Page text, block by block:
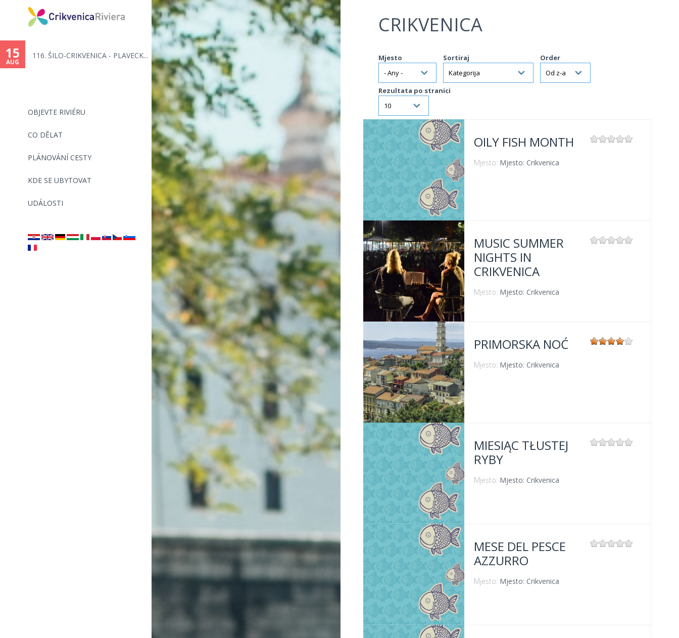
Jump to navigation
OBJEVTE RIVIÉRU
CO DĚLAT
PLÁNOVÁNÍ CESTY
KDE SE UBYTOVAT
UDÁLOSTI
15
AUG
116. ŠILO-CRIKVENICA - PLAVECK...
CRIKVENICA
Mjesto Sortiraj Order
Rezultata po stranici
VIŠE INFORMACIJA
OILY FISH MONTH
Mjesto: Mjesto: Crikvenica
VIŠE INFORMACIJA
MUSIC SUMMER
NIGHTS IN
CRIKVENICA
Mjesto: Mjesto: Crikvenica
VIŠE INFORMACIJA
PRIMORSKA NOĆ
Mjesto: Mjesto: Crikvenica
VIŠE INFORMACIJA
MIESIĄC TŁUSTEJ
RYBY
Mjesto: Mjesto: Crikvenica
VIŠE INFORMACIJA
MESE DEL PESCE
AZZURRO
Mjesto: Mjesto: Crikvenica